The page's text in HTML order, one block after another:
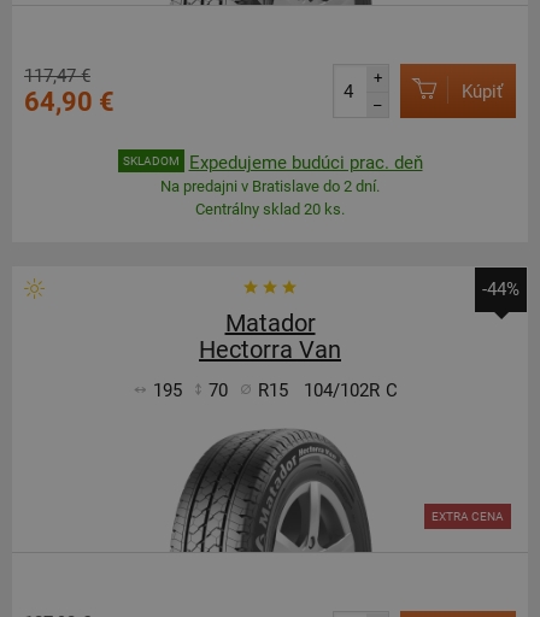
117,47 €
64,90 €
+
–
Kúpiť
SKLADOM Expedujeme budúci prac. deň
Na predajni v Bratislave do 2 dní.
Centrálny sklad 20 ks.
-44%
Matador
Hectorra Van
195 70 R15 104/102R C
EXTRA CENA